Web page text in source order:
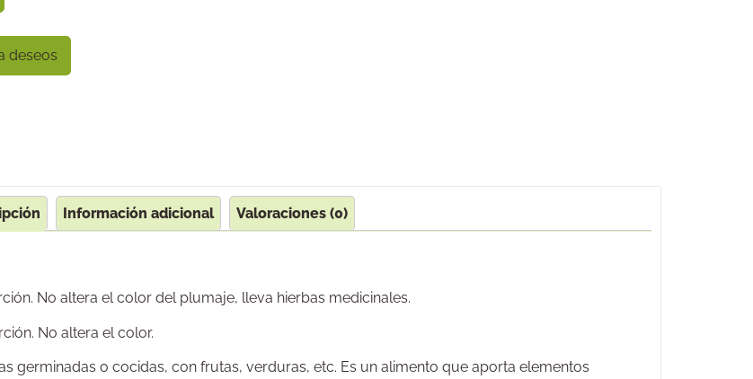
deseos
Información adicional Valoraciones (0)
No altera el color del plumaje, lleva hierbas medicinales.
No altera el color.
germinadas o cocidas, con frutas, verduras, etc. Es un alimento que aporta elementos